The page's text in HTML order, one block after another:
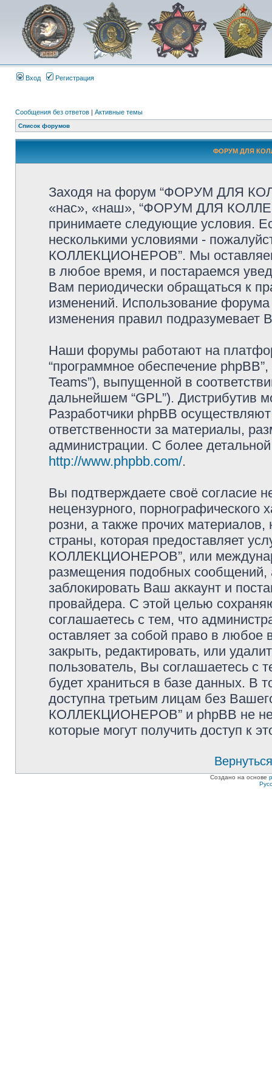
Вход Регистрация
Сообщения без ответов | Активные темы
Список форумов
ФОРУМ ДЛЯ
Заходя на форум “ФОРУМ ДЛЯ
«нас», «наш», “ФОРУМ ДЛЯ
принимаете следующие условия.
несколькими условиями -
КОЛЛЕКЦИОНЕРОВ”. Мы оставляем
в любое время, и постараемся
Вам периодически обращаться к
изменений. Использование
изменения правил подразумевает
Наши форумы работают на
“программное обеспечение
Teams”), выпущенной в
дальнейшем “GPL”). Дистрибутив
Разработчики phpBB
ответственности за материалы,
администрации. С более
http://www.phpbb.com/.
Вы подтверждаете своё согласие
нецензурного, порнографического
розни, а также прочих
страны, которая предоставляет
КОЛЛЕКЦИОНЕРОВ”, или
размещения подобных
заблокировать Ваш аккаунт и
провайдера. С этой целью
соглашаетесь с тем, что
оставляет за собой право в
закрыть, редактировать, или
пользователь, Вы соглашаетесь с
будет храниться в базе данных. В
доступна третьим лицам без
КОЛЛЕКЦИОНЕРОВ” и phpBB не
которые могут получить доступ к
Создано на основе